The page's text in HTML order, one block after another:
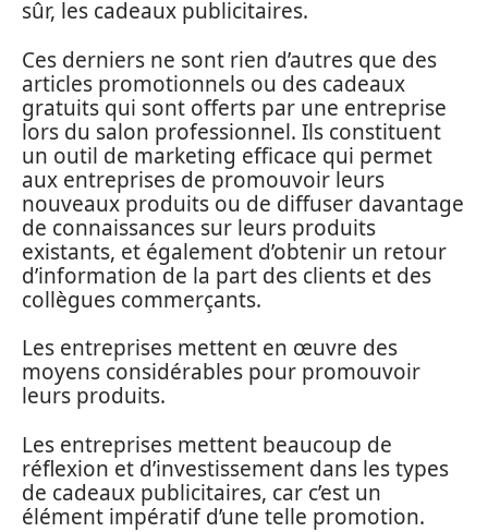
sûr, les cadeaux publicitaires.
Ces derniers ne sont rien d’autres que des
articles promotionnels ou des cadeaux
gratuits qui sont offerts par une entreprise
lors du salon professionnel. Ils constituent
un outil de marketing efficace qui permet
aux entreprises de promouvoir leurs
nouveaux produits ou de diffuser davantage
de connaissances sur leurs produits
existants, et également d’obtenir un retour
d’information de la part des clients et des
collègues commerçants.
Les entreprises mettent en œuvre des
moyens considérables pour promouvoir
leurs produits.
Les entreprises mettent beaucoup de
réflexion et d’investissement dans les types
de cadeaux publicitaires, car c’est un
élément impératif d’une telle promotion.